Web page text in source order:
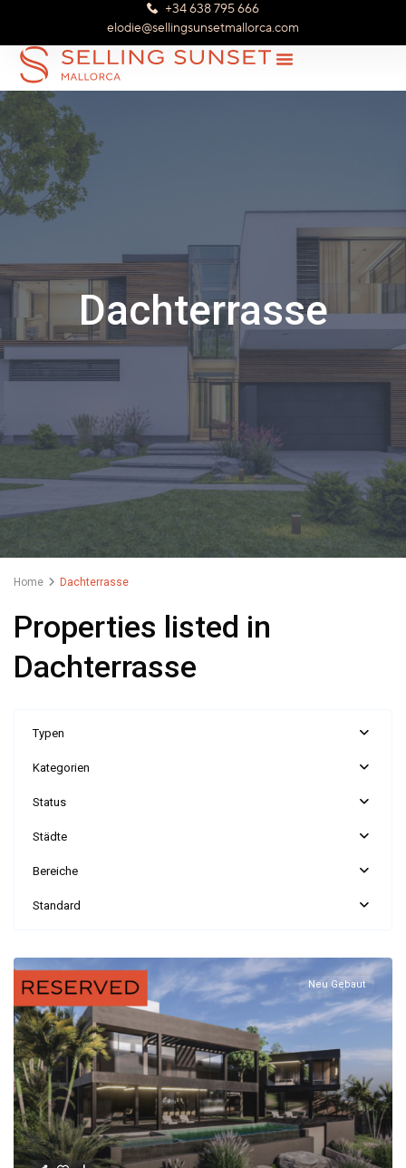
elodie@sellingsunsetmallorca.com
+34 638 795 666
Dachterrasse
Home Dachterrasse
Properties listed in
Dachterrasse
Typen
Kategorien
Status
Städte
Bereiche
Standard
Neu Gebaut